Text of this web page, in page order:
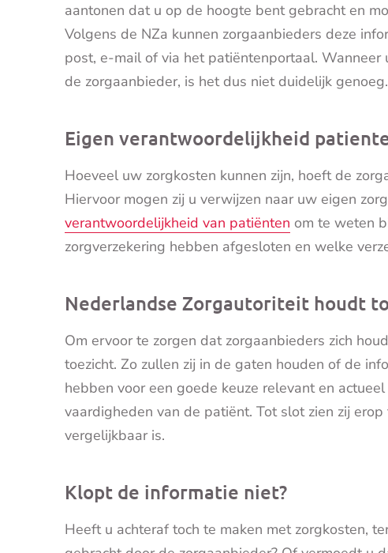
aantonen dat u op de hoogte bent gebracht en
Volgens de NZa kunnen zorgaanbieders deze
post, e-mail of via het patiëntenportaal.
de zorgaanbieder, is het dus niet duidelijk genoeg.
Eigen verantwoordelijkheid
Hoeveel uw zorgkosten kunnen zijn, hoeft de
Hiervoor mogen zij u verwijzen naar uw eigen
verantwoordelijkheid van patiënten om te weten
zorgverzekering hebben afgesloten en welke
Nederlandse Zorgautoriteit houdt
Om ervoor te zorgen dat zorgaanbieders zich
toezicht. Zo zullen zij in de gaten houden of de
hebben voor een goede keuze relevant en
vaardigheden van de patiënt. Tot slot zien zij
vergelijkbaar is.
Klopt de informatie niet?
Heeft u achteraf toch te maken met zorgkosten,